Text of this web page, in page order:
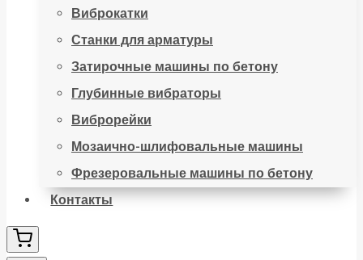
Виброкатки
Станки для арматуры
Затирочные машины по бетону
Глубинные вибраторы
Виброрейки
Мозаично-шлифовальные машины
Фрезеровальные машины по бетону
Контакты